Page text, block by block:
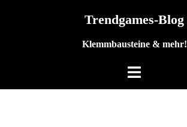
Trendgames-Blog
Klemmbausteine & mehr!